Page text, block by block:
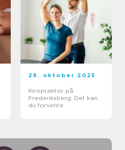
29. oktober 2025
Kiropraktor på
Frederiksberg: Det kan
du forvente